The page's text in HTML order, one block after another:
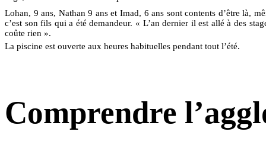
Lohan, 9 ans, Nathan 9 ans et Imad, 6 ans sont contents d’être là,
c’est son fils qui a été demandeur. « L’an dernier il est allé à des
coûte rien ».
La piscine est ouverte aux heures habituelles pendant tout l’été.
Comprendre